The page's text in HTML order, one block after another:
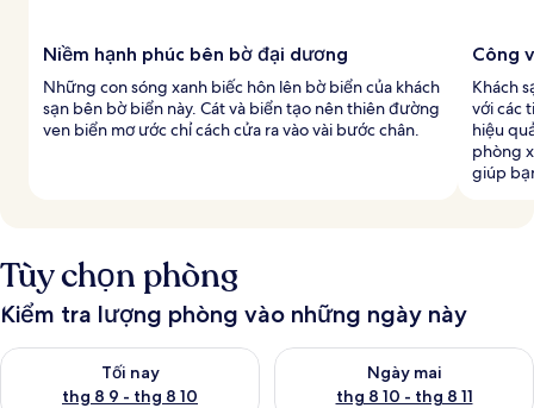
Niềm hạnh phúc bên bờ đại dương
Những con sóng xanh biếc hôn lên bờ biển của khách
sạn bên bờ biển này. Cát và biển tạo nên thiên đường
ven biển mơ ước chỉ cách cửa ra vào vài bước chân.
Công
Khách
với các
hiệu
phòng
giúp
Tùy chọn phòng
Kiểm tra lượng phòng vào những ngày này
Tối nay
thg 8 9 - thg 8 10
Kiểm tra lượng phòng tối nay từ thg 8 9 - thg 8 10
Ngày mai
thg 8 10 - thg 8 11
Kiểm tra lượng phòng ngày